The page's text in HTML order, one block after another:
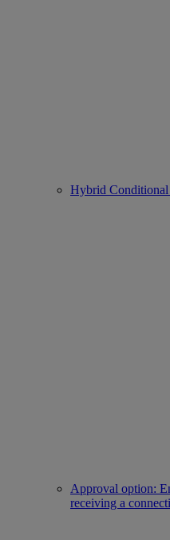
Hybrid Conditional
Approval option:
receiving a